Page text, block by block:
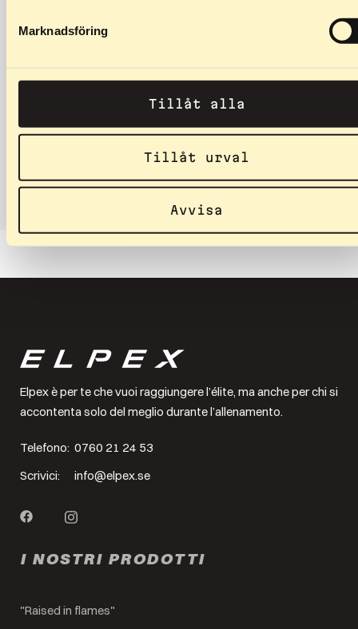
Marknadsföring
Tillåt alla
Tillåt urval
Avvisa
279kr–399kr
Ruota anteriore 50 mm
Specifiche: Larghezza della
Elpex è per te che vuoi raggiungere l’élite, ma anche per chi si
accontenta solo del meglio durante l’allenamento.
Telefono: 0760 21 24 53
Scrivici:
info@elpex.se
I NOSTRI PRODOTTI
"Raised in flames"